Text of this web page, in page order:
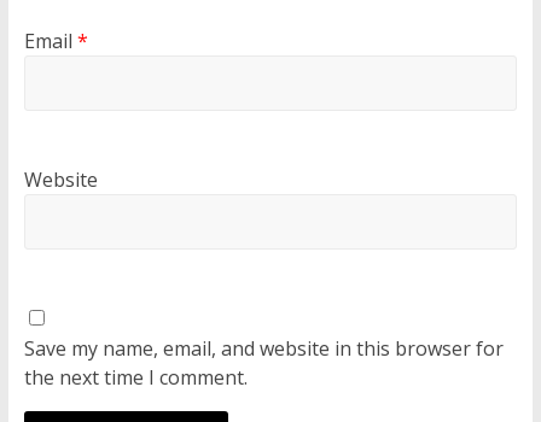
Email *
Website
Save my name, email, and website in this browser for
the next time I comment.